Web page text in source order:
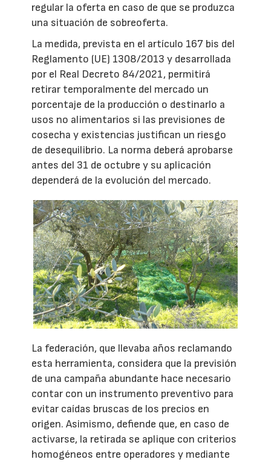
regular la oferta en caso de que se produzca
una situación de sobreoferta.
La medida, prevista en el artículo 167 bis del
Reglamento (UE) 1308/2013 y desarrollada
por el Real Decreto 84/2021, permitirá
retirar temporalmente del mercado un
porcentaje de la producción o destinarlo a
usos no alimentarios si las previsiones de
cosecha y existencias justifican un riesgo
de desequilibrio. La norma deberá aprobarse
antes del 31 de octubre y su aplicación
dependerá de la evolución del mercado.
La federación, que llevaba años reclamando
esta herramienta, considera que la previsión
de una campaña abundante hace necesario
contar con un instrumento preventivo para
evitar caídas bruscas de los precios en
origen. Asimismo, defiende que, en caso de
activarse, la retirada se aplique con criterios
homogéneos entre operadores y mediante